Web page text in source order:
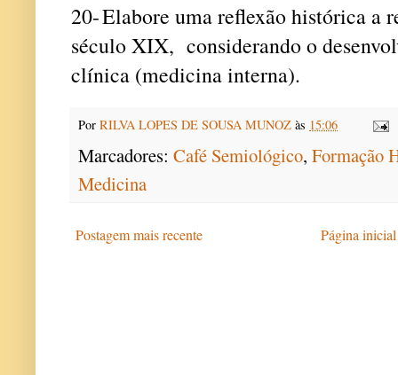
20-Elabore uma reflexão histórica a
século XIX, considerando o
clínica (medicina interna).
Por RILVA LOPES DE SOUSA MUNOZ às 15:06
Marcadores: Café Semiológico, Formação
Medicina
Postagem mais recente Página inicial